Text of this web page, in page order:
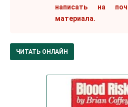
написать на
материала.
ЧИТАТЬ ОНЛАЙН